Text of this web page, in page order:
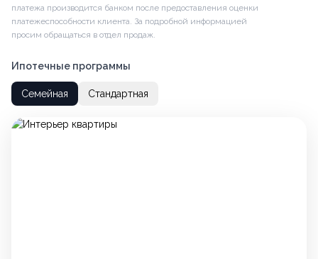
платежа производится банком после предоставления оценки
платежеспособности клиента. За подробной информацией
просим обращаться в отдел продаж.
Ипотечные программы
Семейная Стандартная